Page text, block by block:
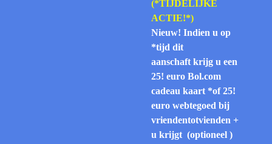
(*TIJDELIJKE
ACTIE!*)
Nieuw! Indien u op
*tijd dit
aanschaftkrijg u een
25! euro Bol.com
cadeau kaart *of 25!
euro webtegoed bij
vriendentotvienden +
u krijgt (optioneel )